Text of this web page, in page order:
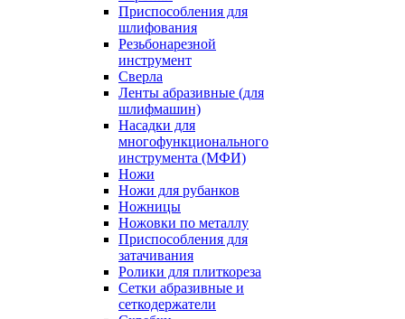
Приспособления для
шлифования
Резьбонарезной
инструмент
Сверла
Ленты абразивные (для
шлифмашин)
Насадки для
многофункционального
инструмента (МФИ)
Ножи
Ножи для рубанков
Ножницы
Ножовки по металлу
Приспособления для
затачивания
Ролики для плиткореза
Сетки абразивные и
сеткодержатели